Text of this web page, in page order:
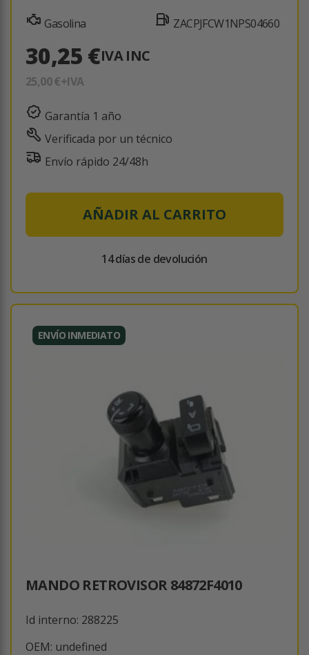
Gasolina ZACPJFCW1NPS04660
30,25 €IVA INC
25,00 €+IVA
Garantía 1 año
Verificada por un técnico
Envío rápido 24/48h
AÑADIR AL CARRITO
14 días de devolución
ENVÍO INMEDIATO
MANDO RETROVISOR 84872F4010
Id interno: 288225
OEM: undefined